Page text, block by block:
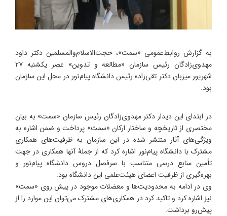
به گزارش روابط‌عمومی «سمت»، حجت‌الاسلام‌والمسلمین دکتر داود
مهدوی‌زادگان رئیس سازمان «مطالعه و تدوین» عصر یکشنبه ۲۷
شهریور میزبان دکتر تقی‌زاده رئیس دانشگاه پیام‌نور در محل این سازمان
بود.
در ابتدای این دیدار دکتر مهدوی‌زادگان رئیس سازمان «سمت» به بیان
مختصری از تاریخچه و ساختار ارکان «سمت» پرداخت و ضمن اشاره به
ویژگی‌های آثار منتشر شده در این سازمان به ظرفیت‌های همکاری
مشترک با دانشگاه پیام‌نور اشاره کرد که از جملۀ آنها همکاری در جهت
تأمین منابع درسی متناسب با سرفصل دروس دانشگاه پیام‌نور و
بهره‌گیری از ظرفیت اعضای هیئت‌علمی این دانشگاه بود.
وی در ادامه به محدودیت‌ها و معضلات موجود در پیش روی «سمت»
نیز اشاره کرد و تاکید کرد در همکاری‌های مشترک می‌توان این موارد را از
پیش‌رو برداشت.